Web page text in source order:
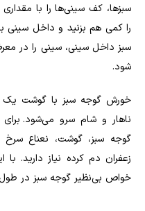
سبزها، کف سینی‌ها را با
را کمی هم بزنید و داخل سینی
سبز داخل سینی، سینی را در
شود.
خورش گوجه سبز با گوشت یک
ناهار و شام سرو می‌شود.
گوجه سبز، گوشت، نعناع
زعفران دم کرده نیاز دارید. با
خواص بی‌نظیر گوجه سبز در طول